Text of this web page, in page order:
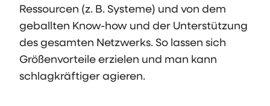
Ressourcen (z. B. Systeme) und von dem
geballten Know-how und der Unterstützung
des gesamten Netzwerks. So lassen sich
Größenvorteile erzielen und man kann
schlagkräftiger agieren.